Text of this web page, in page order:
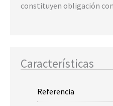
constituyen obligación
Características
Referencia